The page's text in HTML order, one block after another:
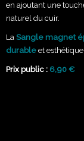
en ajoutant une
naturel du cuir.
La Sangle magnet
durable et
Prix public : 6,90 €